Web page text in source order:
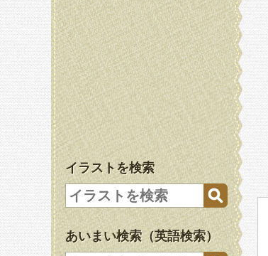
イラストを検索
あいまい検索（英語検索）